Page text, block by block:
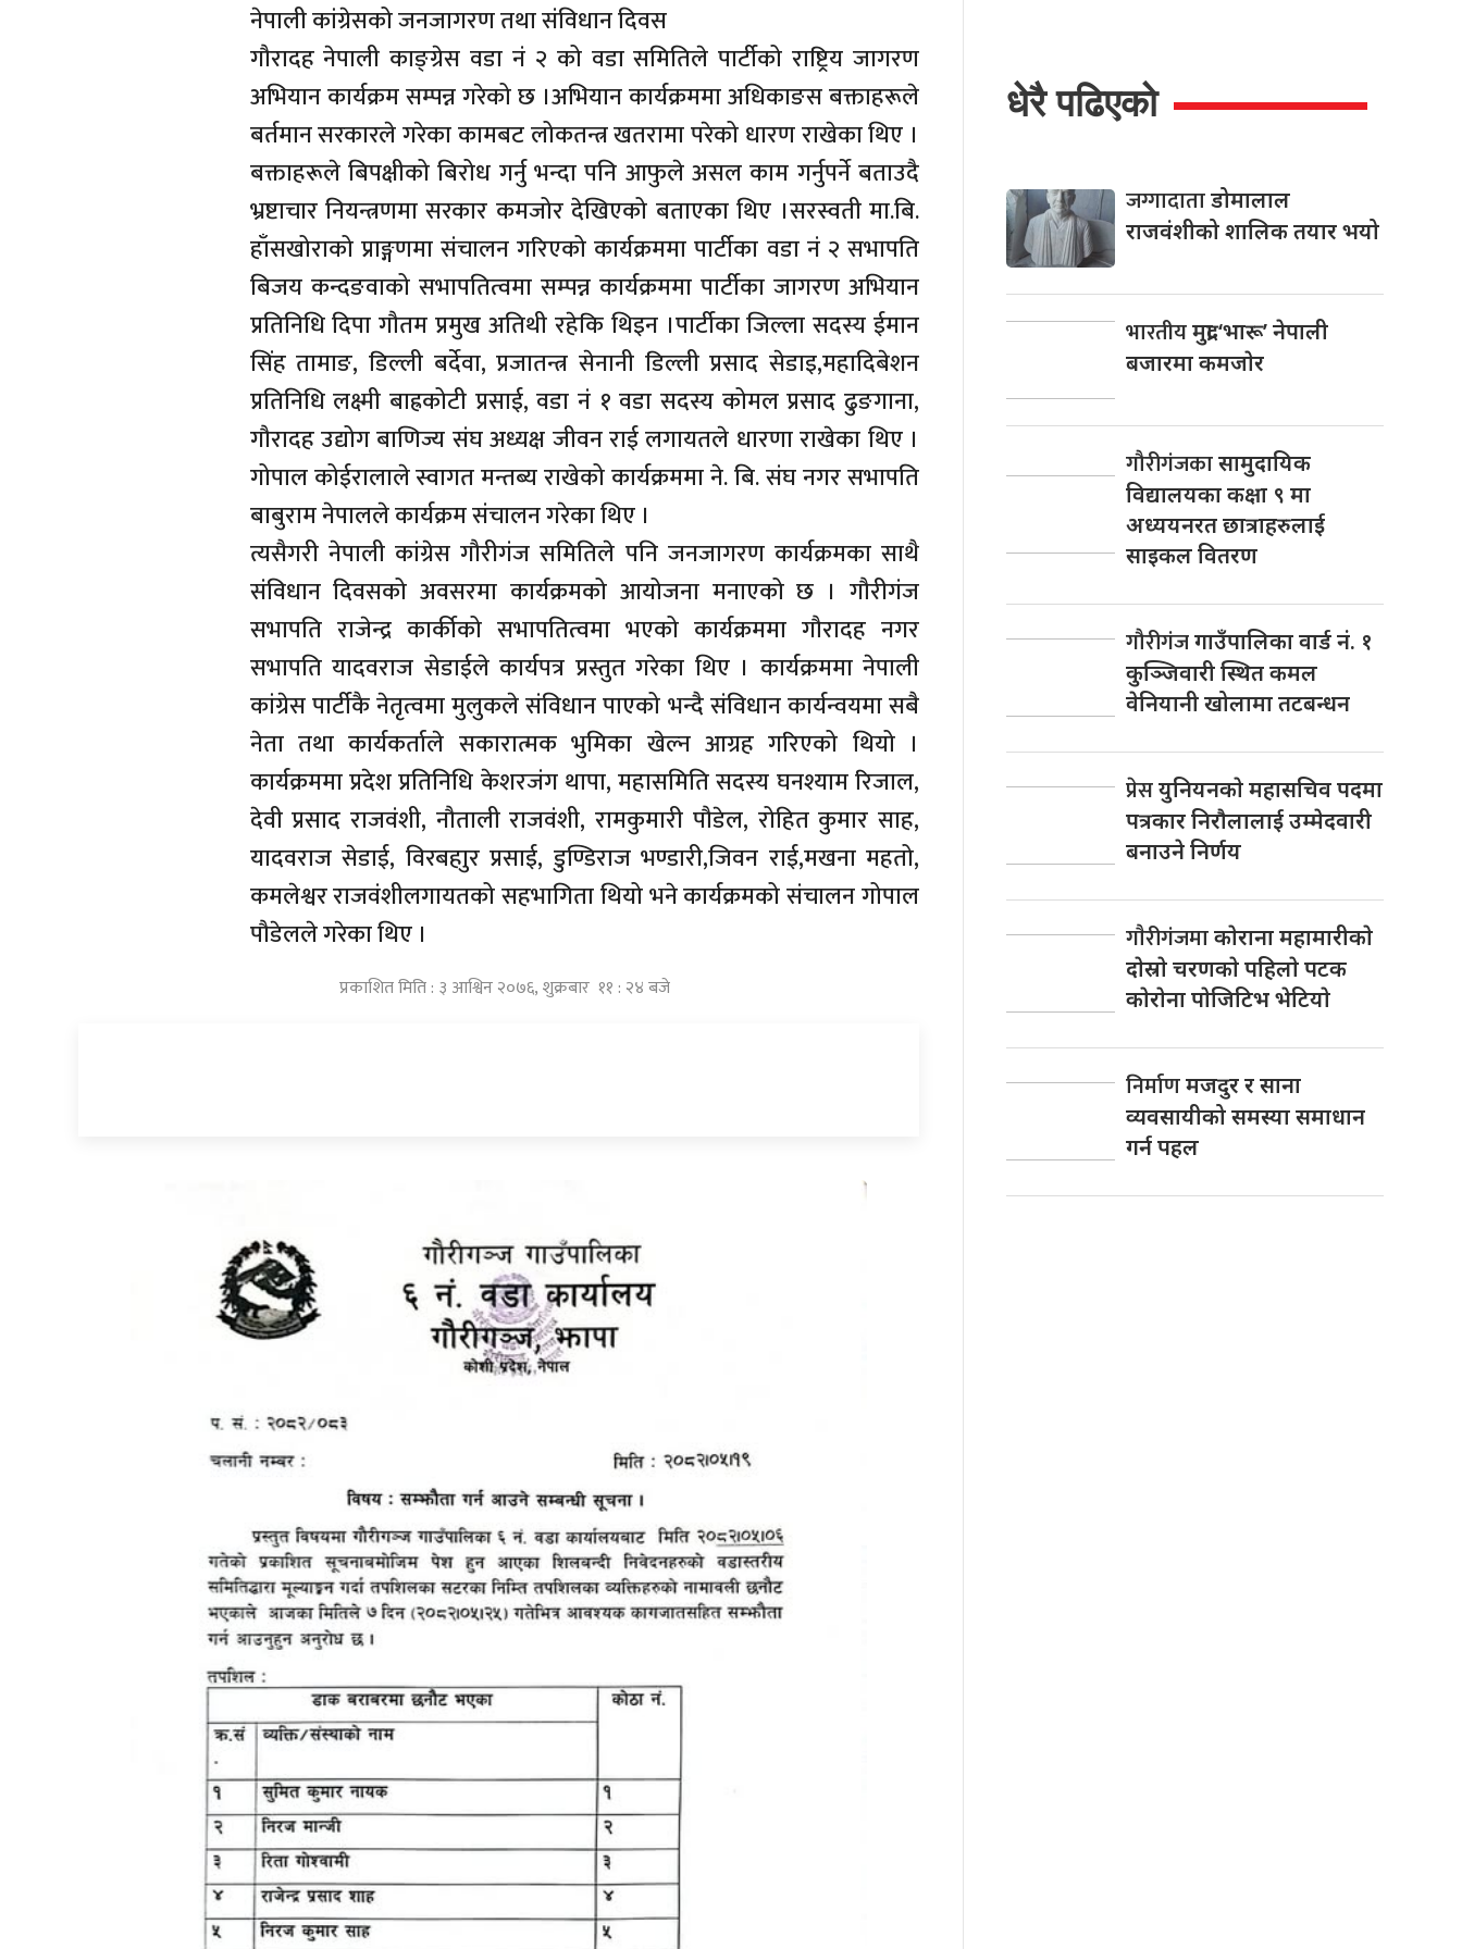
नेपाली कांग्रेसको जनजागरण तथा संविधान दिवस
गौरादह नेपाली काङ्ग्रेस वडा नं २ को वडा समितिले पार्टीको राष्ट्रिय जागरण
अभियान कार्यक्रम सम्पन्न गरेको छ ।अभियान कार्यक्रममा अधिकाङस बक्ताहरूले
बर्तमान सरकारले गरेका कामबट लोकतन्त्र खतरामा परेको धारण राखेका थिए ।
बक्ताहरूले बिपक्षीको बिरोध गर्नु भन्दा पनि आफुले असल काम गर्नुपर्ने बताउदै
भ्रष्टाचार नियन्त्रणमा सरकार कमजोर देखिएको बताएका थिए ।सरस्वती मा.बि.
हाँसखोराको प्राङ्गणमा संचालन गरिएको कार्यक्रममा पार्टीका वडा नं २ सभापति
बिजय कन्दङवाको सभापतित्वमा सम्पन्न कार्यक्रममा पार्टीका जागरण अभियान
प्रतिनिधि दिपा गौतम प्रमुख अतिथी रहेकि थिइन ।पार्टीका जिल्ला सदस्य ईमान
सिंह तामाङ, डिल्ली बर्देवा, प्रजातन्त्र सेनानी डिल्ली प्रसाद सेडाइ,महादिबेशन
प्रतिनिधि लक्ष्मी बाह्रकोटी प्रसाई, वडा नं १ वडा सदस्य कोमल प्रसाद ढुङगाना,
गौरादह उद्योग बाणिज्य संघ अध्यक्ष जीवन राई लगायतले धारणा राखेका थिए ।
गोपाल कोईरालाले स्वागत मन्तब्य राखेको कार्यक्रममा ने. बि. संघ नगर सभापति
बाबुराम नेपालले कार्यक्रम संचालन गरेका थिए ।
त्यसैगरी नेपाली कांग्रेस गौरीगंज समितिले पनि जनजागरण कार्यक्रमका साथै
संविधान दिवसको अवसरमा कार्यक्रमको आयोजना मनाएको छ । गौरीगंज
सभापति राजेन्द्र कार्कीको सभापतित्वमा भएको कार्यक्रममा गौरादह नगर
सभापति यादवराज सेडाईले कार्यपत्र प्रस्तुत गरेका थिए । कार्यक्रममा नेपाली
कांग्रेस पार्टीकै नेतृत्वमा मुलुकले संविधान पाएको भन्दै संविधान कार्यन्वयमा सबै
नेता तथा कार्यकर्ताले सकारात्मक भुमिका खेल्न आग्रह गरिएको थियो ।
कार्यक्रममा प्रदेश प्रतिनिधि केशरजंग थापा, महासमिति सदस्य घनश्याम रिजाल,
देवी प्रसाद राजवंशी, नौताली राजवंशी, रामकुमारी पौडेल, रोहित कुमार साह,
यादवराज सेडाई, विरबहाुर प्रसाई, डुण्डिराज भण्डारी,जिवन राई,मखना महतो,
कमलेश्वर राजवंशीलगायतको सहभागिता थियो भने कार्यक्रमको संचालन गोपाल
पौडेलले गरेका थिए ।
प्रकाशित मिति : ३ आश्विन २०७६, शुक्रबार ११ : २४ बजे
धेरै पढिएको
जग्गादाताडोमालाल
राजवंशीको शालिक तयार भयो
भारतीयमुद्रा ‘भारू’ नेपाली
बजारमा कमजाेर
गौरीगंजकासामुदायिक
विद्यालयका कक्षा ९ मा
अध्ययनरत छात्राहरुलाई
साइकल वितरण
गौरीगंजगाउँपालिका वार्ड नं. १
कुञ्जिवारी स्थित कमल
वेनियानी खोलामा तटबन्धन
प्रेसयुनियनकाे महासचिव पदमा
पत्रकार निराैलालाई उम्मेदवारी
बनाउने निर्णय
गाैरीगंजमाकाेराना महामारीकाे
दाेस्राे चरणकाे पहिलाे पटक
काेराेना पाेजिटिभ भेटियाे
निर्माणमजदुर र साना
व्यवसायीको समस्या समाधान
गर्न पहल